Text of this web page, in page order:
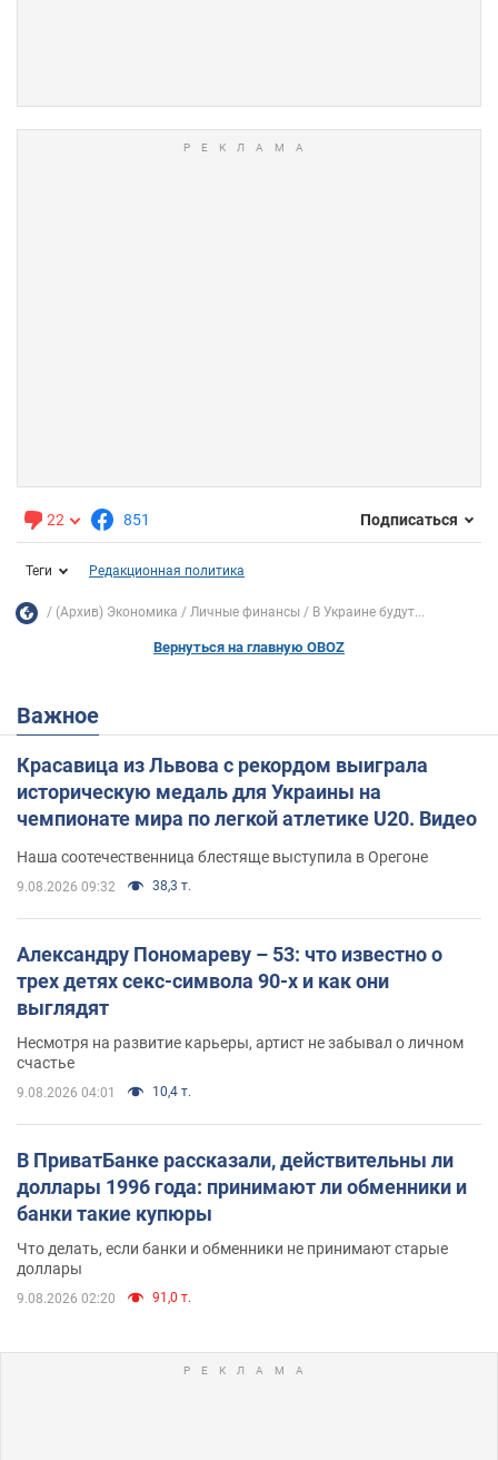
22 851 Подписаться
Теги Редакционная политика
(Архив) Экономика Личные финансы В Украине будут...
Вернуться на главную OBOZ
Важное
Красавица из Львова с рекордом выиграла
историческую медаль для Украины на
чемпионате мира по легкой атлетике U20. Видео
Наша соотечественница блестяще выступила в Орегоне
9.08.2026 09:32 38,3 т.
Александру Пономареву – 53: что известно о
трех детях секс-символа 90-х и как они
выглядят
Несмотря на развитие карьеры, артист не забывал о личном
счастье
9.08.2026 04:01 10,4 т.
В ПриватБанке рассказали, действительны ли
доллары 1996 года: принимают ли обменники и
банки такие купюры
Что делать, если банки и обменники не принимают старые
доллары
9.08.2026 02:20 91,0 т.